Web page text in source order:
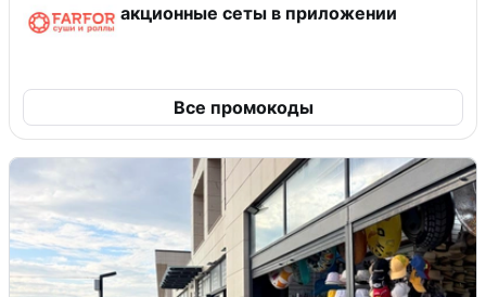
акционные сеты в приложении
Все промокоды